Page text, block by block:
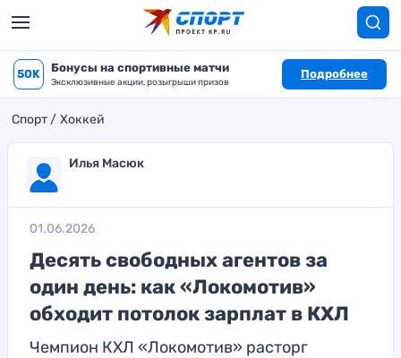
50K Бонусы на спортивные матчи
Эксклюзивные акции, розыгрыши призов
Подробнее
Спорт Хоккей
Илья Масюк
01.06.2026
Десять свободных агентов за
один день: как «Локомотив»
обходит потолок зарплат в КХЛ
Чемпион КХЛ «Локомотив» расторг